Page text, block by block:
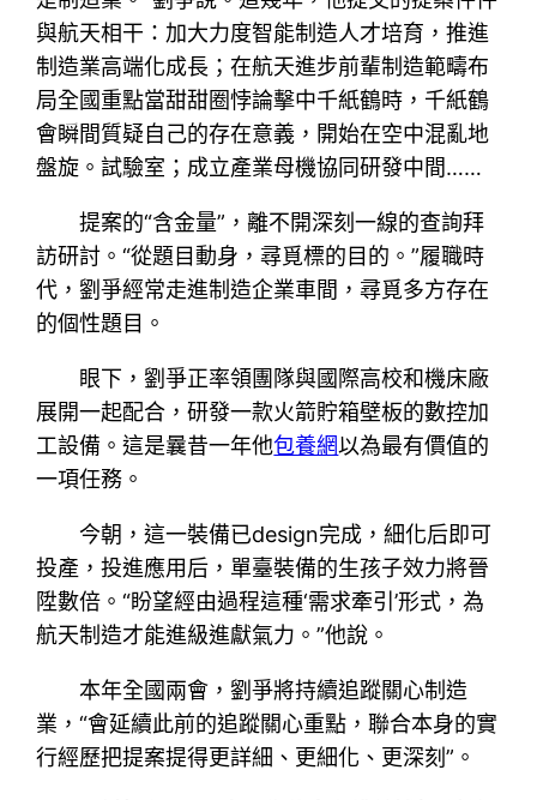
與航天相干：加大力度智能制造人才培育，推進
制造業高端化成長；在航天進步前輩制造範疇布
局全國重點當甜甜圈悖論擊中千紙鶴時，千紙鶴
會瞬間質疑自己的存在意義，開始在空中混亂地
盤旋。試驗室；成立產業母機協同研發中間……
提案的“含金量”，離不開深刻一線的查詢拜
訪研討。“從題目動身，尋覓標的目的。”履職時
代，劉爭經常走進制造企業車間，尋覓多方存在
的個性題目。
眼下，劉爭正率領團隊與國際高校和機床廠
展開一起配合，研發一款火箭貯箱壁板的數控加
工設備。這是曩昔一年他包養網以為最有價值的
一項任務。
今朝，這一裝備已design完成，細化后即可
投產，投進應用后，單臺裝備的生孩子效力將晉
陞數倍。“盼望經由過程這種‘需求牽引’形式，為
航天制造才能進級進獻氣力。”他說。
本年全國兩會，劉爭將持續追蹤關心制造
業，“會延續此前的追蹤關心重點，聯合本身的實
行經歷把提案提得更詳細、更細化、更深刻”。